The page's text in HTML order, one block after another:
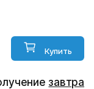
Купить
завтра